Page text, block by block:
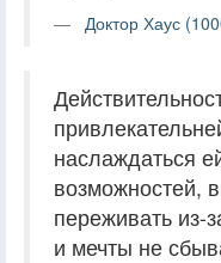
Доктор Хаус
наслаждаться
возможностей,
переживать из-
и мечты не